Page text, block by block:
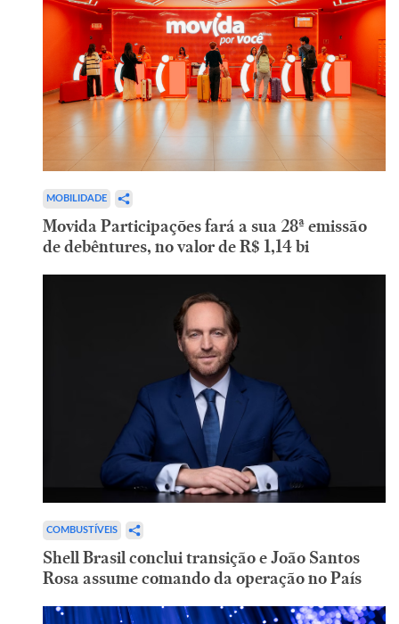
MOBILIDADE
Movida Participações fará a sua 28ª emissão
de debêntures, no valor de R$ 1,14 bi
COMBUSTÍVEIS
Shell Brasil conclui transição e João Santos
Rosa assume comando da operação no País